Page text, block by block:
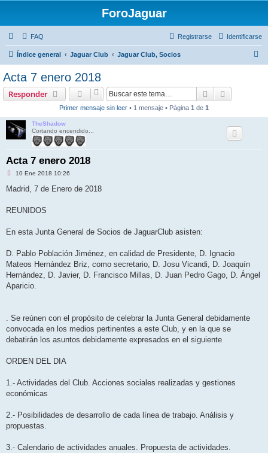
ForoJaguar
FAQ Identificarse
Registrarse
Índice general Jaguar Club Jaguar Club, Socios
Acta 7 enero 2018
Responder Buscar
Primer mensaje sin leer • 1 mensaje • Página 1 de 1
TheShadow
Cortando encendido...
Acta 7 enero 2018
M
n
j
i
r
10 Ene 2018 10:26
Madrid, 7 de Enero de 2018
REUNIDOS
En esta Junta General de Socios de JaguarClub asisten:
D. Pablo Población Jiménez, en calidad de Presidente, D. Ignacio
Mateos Hernández Briz, como secretario, D. Josu Vicandi, D. Joaquín
Hernández, D. Javier, D. Francisco Millas, D. Juan Pedro Gago, D. Ángel
Aparicio.
. Se reúnen con el propósito de celebrar la Junta General debidamente
convocada en los medios pertinentes a este Club, y en la que se
debatirán los asuntos debidamente expresados en el siguiente
ORDEN DEL DIA
1.- Actividades del Club. Acciones sociales realizadas y gestiones
económicas
2.- Posibilidades de desarrollo de cada línea de trabajo. Análisis y
propuestas.
3.- Calendario de actividades anuales. Propuesta de actividades.